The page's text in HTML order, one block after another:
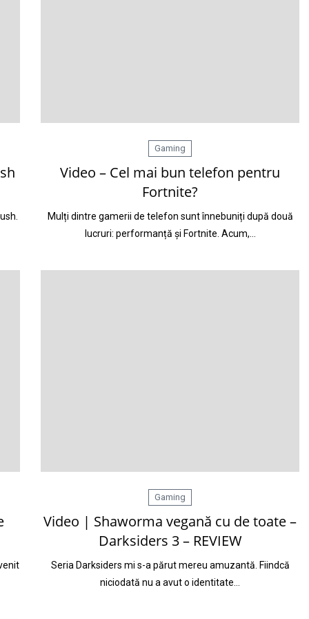
Gaming
Video – Cel mai bun telefon pentru
Fortnite?
Mulți dintre gamerii de telefon sunt înnebuniți după două
lucruri: performanță și Fortnite. Acum,…
Gaming
Video | Shaworma vegană cu de toate –
Darksiders 3 – REVIEW
Seria Darksiders mi s-a părut mereu amuzantă. Fiindcă
niciodată nu a avut o identitate…